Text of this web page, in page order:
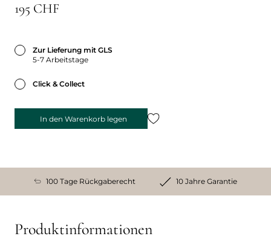
195 CHF
Zur Lieferung mit GLS
5-7 Arbeitstage
Click & Collect
In den Warenkorb legen
100 Tage Rückgaberecht 10 Jahre Garantie
Produktinformationen